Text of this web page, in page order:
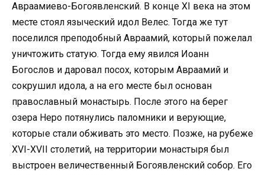
Авраамиево-Богоявленский. В конце XI века на этом
месте стоял языческий идол Велес. Тогда же тут
поселился преподобный Авраамий, который пожелал
уничтожить статую. Тогда ему явился Иоанн
Богослов и даровал посох, которым Авраамий и
сокрушил идола, а на его месте был основан
православный монастырь. После этого на берег
озера Неро потянулись паломники и верующие,
которые стали обживать это место. Позже, на рубеже
XVI-XVII столетий, на территории монастыря был
выстроен величественный Богоявленский собор. Его